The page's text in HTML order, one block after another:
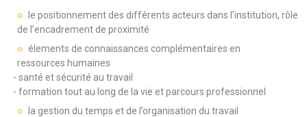
le positionnement des différents acteurs dans l’institution, rôle
de l’encadrement de proximité
élements de connaissances complémentaires en
ressources humaines
- santé et sécurité au travail
- formation tout au long de la vie et parcours professionnel
la gestion du temps et de l’organisation du travail